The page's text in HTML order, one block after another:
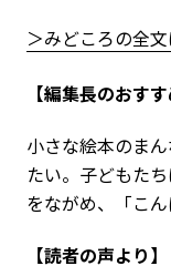
＞みどころの全
【編集長のおす
小さな絵本のま
たい。子どもた
をながめ、「こ
【読者の声より】